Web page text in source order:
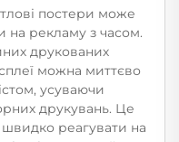
постери може
на рекламу з часом.
друкованих
можна миттєво
усуваючи
друкувань. Це
реагувати на